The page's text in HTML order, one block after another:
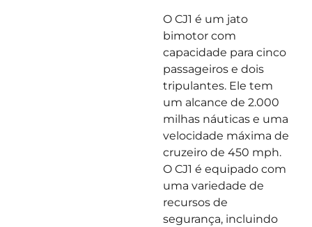
O CJ1 é um jato
bimotor com
capacidade para cinco
passageiros e dois
tripulantes. Ele tem
um alcance de 2.000
milhas náuticas e uma
velocidade máxima de
cruzeiro de 450 mph.
O CJ1 é equipado com
uma variedade de
recursos de
segurança, incluindo